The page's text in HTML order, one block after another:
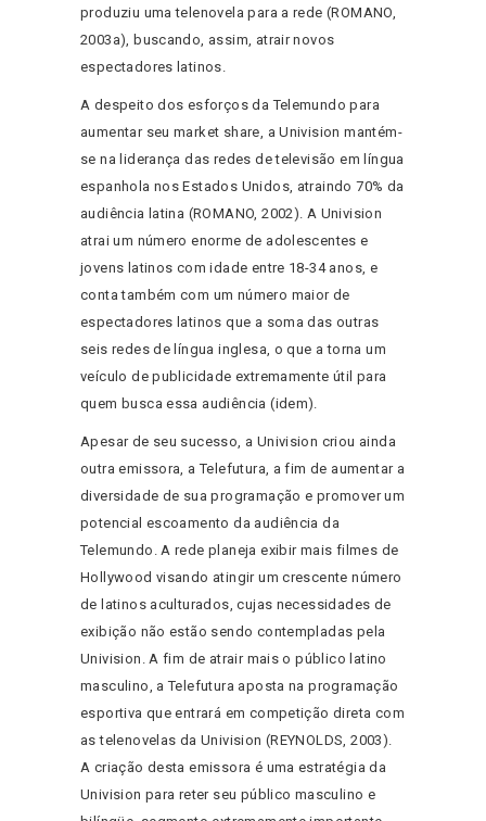
produziu uma telenovela para a rede (ROMANO,
2003a), buscando, assim, atrair novos
espectadores latinos.
A despeito dos esforços da Telemundo para
aumentar seu market share, a Univision mantém-
se na liderança das redes de televisão em língua
espanhola nos Estados Unidos, atraindo 70% da
audiência latina (ROMANO, 2002). A Univision
atrai um número enorme de adolescentes e
jovens latinos com idade entre 18-34 anos, e
conta também com um número maior de
espectadores latinos que a soma das outras
seis redes de língua inglesa, o que a torna um
veículo de publicidade extremamente útil para
quem busca essa audiência (idem).
Apesar de seu sucesso, a Univision criou ainda
outra emissora, a Telefutura, a fim de aumentar a
diversidade de sua programação e promover um
potencial escoamento da audiência da
Telemundo. A rede planeja exibir mais filmes de
Hollywood visando atingir um crescente número
de latinos aculturados, cujas necessidades de
exibição não estão sendo contempladas pela
Univision. A fim de atrair mais o público latino
masculino, a Telefutura aposta na programação
esportiva que entrará em competição direta com
as telenovelas da Univision (REYNOLDS, 2003).
A criação desta emissora é uma estratégia da
Univision para reter seu público masculino e